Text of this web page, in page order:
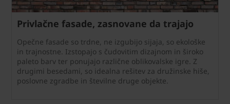
Privlačne fasade, zasnovane da trajajo
Opečne fasade so trdne, ne izgubijo sijaja, so ekološke
in trajnostne. Izstopajo s čudovitim dizajnom in široko
paleto barv ter ponujajo različne oblikovalske igre. Z
drugimi besedami, so idealna rešitev za družinske hiše,
poslovne zgradbe in številne druge objekte.